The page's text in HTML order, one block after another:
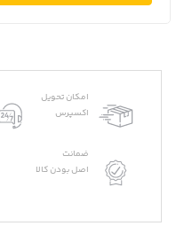
امکان تحویل
اکسپرس
ضمانت
اصل بودن کالا